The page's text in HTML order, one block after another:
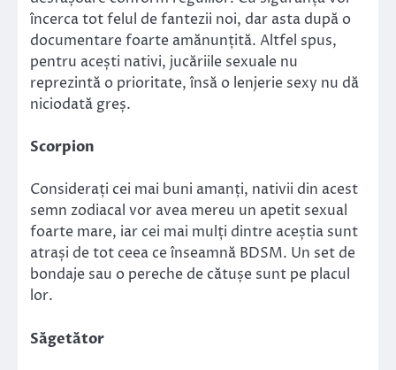
încerca tot felul de fantezii noi, dar asta după o
documentare foarte amănunțită. Altfel spus,
pentru acești nativi, jucăriile sexuale nu
reprezintă o prioritate, însă o lenjerie sexy nu dă
niciodată greș.
Scorpion
Considerați cei mai buni amanți, nativii din acest
semn zodiacal vor avea mereu un apetit sexual
foarte mare, iar cei mai mulți dintre aceștia sunt
atrași de tot ceea ce înseamnă BDSM. Un set de
bondaje sau o pereche de cătușe sunt pe placul
lor.
Săgetător